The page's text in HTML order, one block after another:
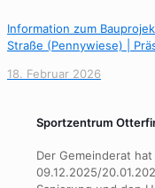
Information zum
Straße (Pennywiese) |
18. Februar 2026
Sportzentrum
Der Gemeinderat hat
09.12.2025/